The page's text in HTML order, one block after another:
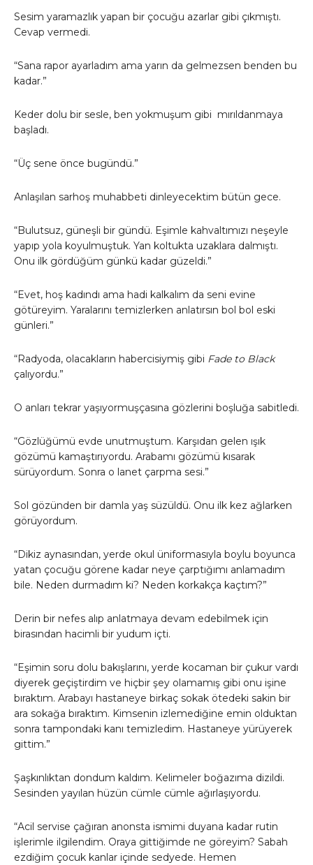
Sesim yaramazlık yapan bir çocuğu azarlar gibi çıkmıştı.
Cevap vermedi.
“Sana rapor ayarladım ama yarın da gelmezsen benden bu
kadar.”
Keder dolu bir sesle, ben yokmuşum gibi mırıldanmaya
başladı.
“Üç sene önce bugündü.”
Anlaşılan sarhoş muhabbeti dinleyecektim bütün gece.
“Bulutsuz, güneşli bir gündü. Eşimle kahvaltımızı neşeyle
yapıp yola koyulmuştuk. Yan koltukta uzaklara dalmıştı.
Onu ilk gördüğüm günkü kadar güzeldi.”
“Evet, hoş kadındı ama hadi kalkalım da seni evine
götüreyim. Yaralarını temizlerken anlatırsın bol bol eski
günleri.”
“Radyoda, olacakların habercisiymiş gibi Fade to Black
çalıyordu.”
O anları tekrar yaşıyormuşçasına gözlerini boşluğa sabitledi.
“Gözlüğümü evde unutmuştum. Karşıdan gelen ışık
gözümü kamaştırıyordu. Arabamı gözümü kısarak
sürüyordum. Sonra o lanet çarpma sesi.”
Sol gözünden bir damla yaş süzüldü. Onu ilk kez ağlarken
görüyordum.
“Dikiz aynasından, yerde okul üniformasıyla boylu boyunca
yatan çocuğu görene kadar neye çarptığımı anlamadım
bile. Neden durmadım ki? Neden korkakça kaçtım?”
Derin bir nefes alıp anlatmaya devam edebilmek için
birasından hacimli bir yudum içti.
“Eşimin soru dolu bakışlarını, yerde kocaman bir çukur vardı
diyerek geçiştirdim ve hiçbir şey olamamış gibi onu işine
bıraktım. Arabayı hastaneye birkaç sokak ötedeki sakin bir
ara sokağa bıraktım. Kimsenin izlemediğine emin olduktan
sonra tampondaki kanı temizledim. Hastaneye yürüyerek
gittim.”
Şaşkınlıktan dondum kaldım. Kelimeler boğazıma dizildi.
Sesinden yayılan hüzün cümle cümle ağırlaşıyordu.
“Acil servise çağıran anonsta ismimi duyana kadar rutin
işlerimle ilgilendim. Oraya gittiğimde ne göreyim? Sabah
ezdiğim çocuk kanlar içinde sedyede. Hemen